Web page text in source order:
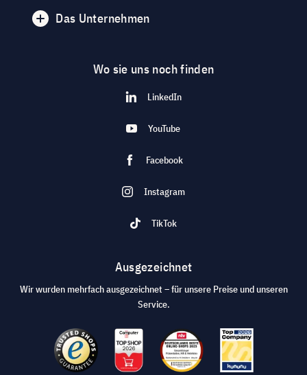
Das Unternehmen
Wo sie uns noch finden
LinkedIn
YouTube
Facebook
Instagram
TikTok
Ausgezeichnet
Wir wurden mehrfach ausgezeichnet – für unsere Preise und unseren
Service.